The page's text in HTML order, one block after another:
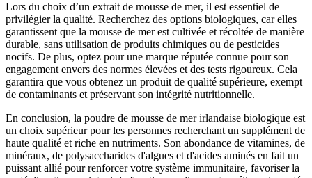
Lors du choix d’un extrait de mousse de mer, il est essentiel de
privilégier la qualité. Recherchez des options biologiques, car elles
garantissent que la mousse de mer est cultivée et récoltée de manière
durable, sans utilisation de produits chimiques ou de pesticides
nocifs. De plus, optez pour une marque réputée connue pour son
engagement envers des normes élevées et des tests rigoureux. Cela
garantira que vous obtenez un produit de qualité supérieure, exempt
de contaminants et préservant son intégrité nutritionnelle.
En conclusion, la poudre de mousse de mer irlandaise biologique est
un choix supérieur pour les personnes recherchant un supplément de
haute qualité et riche en nutriments. Son abondance de vitamines, de
minéraux, de polysaccharides d'algues et d'acides aminés en fait un
puissant allié pour renforcer votre système immunitaire, favoriser la